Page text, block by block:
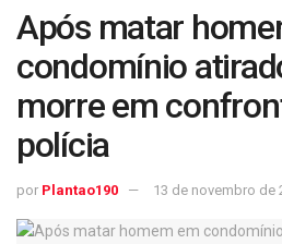
Após matar
condomínio
morre em
polícia
por Plantao190 13 de novembro de